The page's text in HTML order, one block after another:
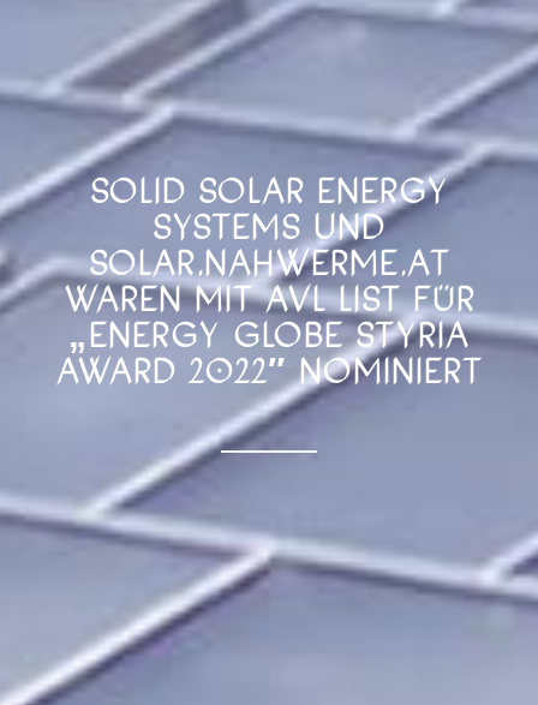
SOLID SOLAR ENERGY
SYSTEMS UND
SOLAR.NAHWERME.AT
WAREN MIT AVL LIST FÜR
„ENERGY GLOBE STYRIA
AWARD 2022″ NOMINIERT